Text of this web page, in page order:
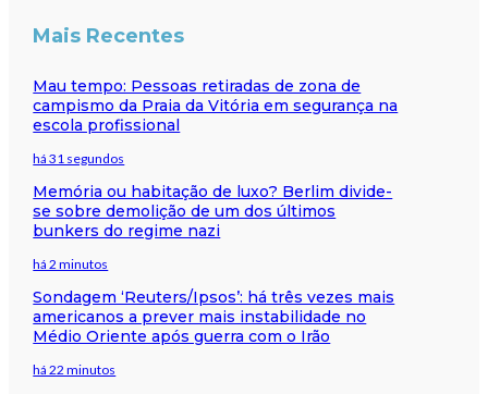
Mais Recentes
Mau tempo: Pessoas retiradas de zona de
campismo da Praia da Vitória em segurança na
escola profissional
há 31 segundos
Memória ou habitação de luxo? Berlim divide-
se sobre demolição de um dos últimos
bunkers do regime nazi
há 2 minutos
Sondagem ‘Reuters/Ipsos’: há três vezes mais
americanos a prever mais instabilidade no
Médio Oriente após guerra com o Irão
há 22 minutos